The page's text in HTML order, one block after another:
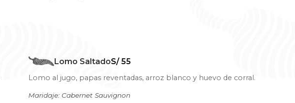
Lomo SaltadoS/ 55
Lomo al jugo, papas reventadas, arroz blanco y huevo de corral.
Maridaje: Cabernet Sauvignon